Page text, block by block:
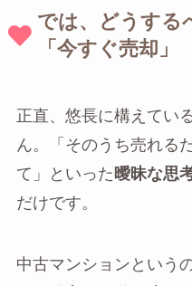
では、どうする
「今すぐ売却」
正直、悠長に構えてい
ん。「そのうち売れる
て」といった曖昧な思
だけです。
中古マンションという